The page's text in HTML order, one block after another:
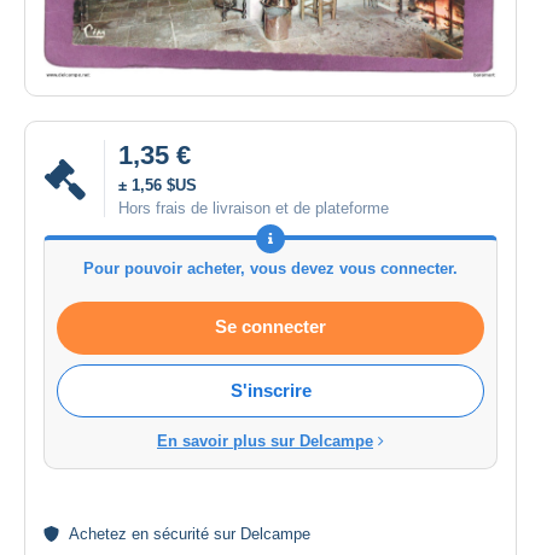
1,35 €
± 1,56 $US
Hors frais de livraison et de plateforme
Pour pouvoir acheter, vous devez vous connecter.
Se connecter
S'inscrire
En savoir plus sur Delcampe
Achetez en sécurité sur Delcampe